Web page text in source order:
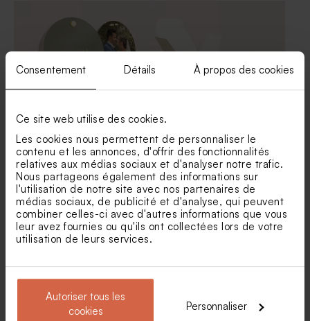
Consentement Détails À propos des cookies
Ce site web utilise des cookies.
Les cookies nous permettent de personnaliser le
contenu et les annonces, d'offrir des fonctionnalités
relatives aux médias sociaux et d'analyser notre trafic.
Nous partageons également des informations sur
l'utilisation de notre site avec nos partenaires de
médias sociaux, de publicité et d'analyse, qui peuvent
combiner celles-ci avec d'autres informations que vous
leur avez fournies ou qu'ils ont collectées lors de votre
utilisation de leurs services.
Autoriser tous les
cookies
Personnaliser
Savon artisanal mariage
senteur Thé Chaï
Tube à bulles mariage vert
eucalyptus
Contenant à dragées
mariage fond coloré et
dorure
Boite à dragées mariage
avec dorure